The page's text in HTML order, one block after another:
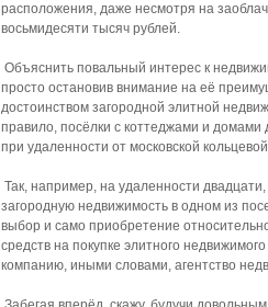
расположения, даже несмотря на
восьмидесяти тысяч рублей.
Объяснить повальный интерес к
просто остановив внимание на её
достоинством загородной элитной
правило, посёлки с коттеджами и домами
при удаленности от московской
Так, например, на удаленности
загородную недвижимость в одном из
выбор и само приобретение
средств на покупке элитного
компанию, иными словами, агентство